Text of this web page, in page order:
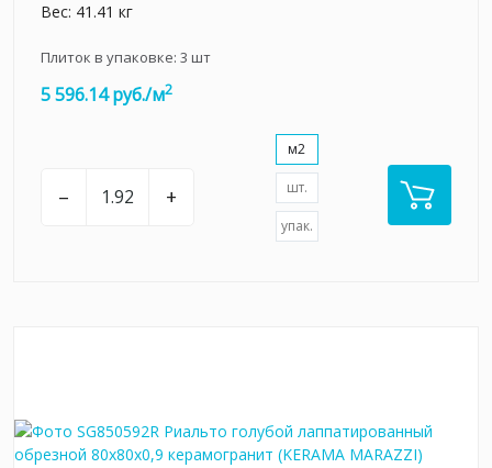
Вес: 41.41 кг
Плиток в упаковке: 3 шт
5 596.14 руб./м2
– +
м2
шт.
упак.